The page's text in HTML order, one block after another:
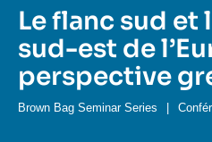
Navigation
principale
L'Ifri
Le flanc sud et
sud-est de
perspective
Brown Bag Seminar Series